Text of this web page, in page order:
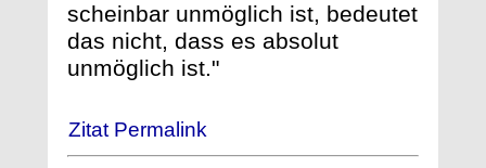
scheinbar unmöglich ist, bedeutet
das nicht, dass es absolut
unmöglich ist."
Zitat Permalink